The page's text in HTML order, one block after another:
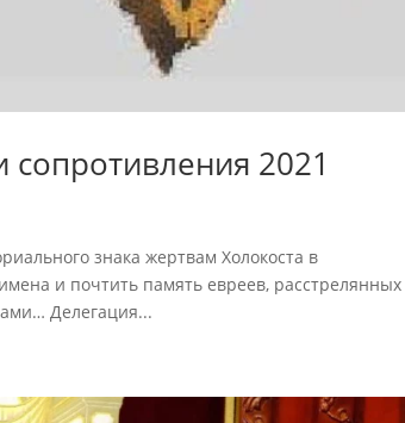
2021
знака жертвам Холокоста в
и почтить память евреев,
Делегация...